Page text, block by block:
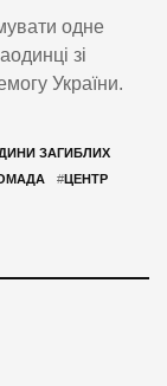
одне
зі
України.
ЗАГИБЛИХ
#ЦЕНТР